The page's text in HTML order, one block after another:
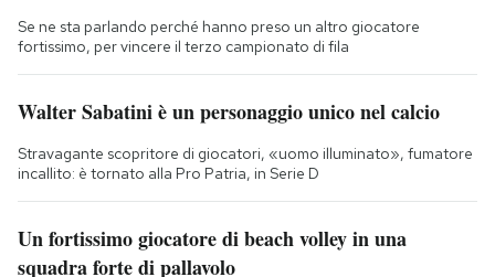
Se ne sta parlando perché hanno preso un altro giocatore
fortissimo, per vincere il terzo campionato di fila
Walter Sabatini è un personaggio unico nel calcio
Stravagante scopritore di giocatori, «uomo illuminato», fumatore
incallito: è tornato alla Pro Patria, in Serie D
Un fortissimo giocatore di beach volley in una
squadra forte di pallavolo